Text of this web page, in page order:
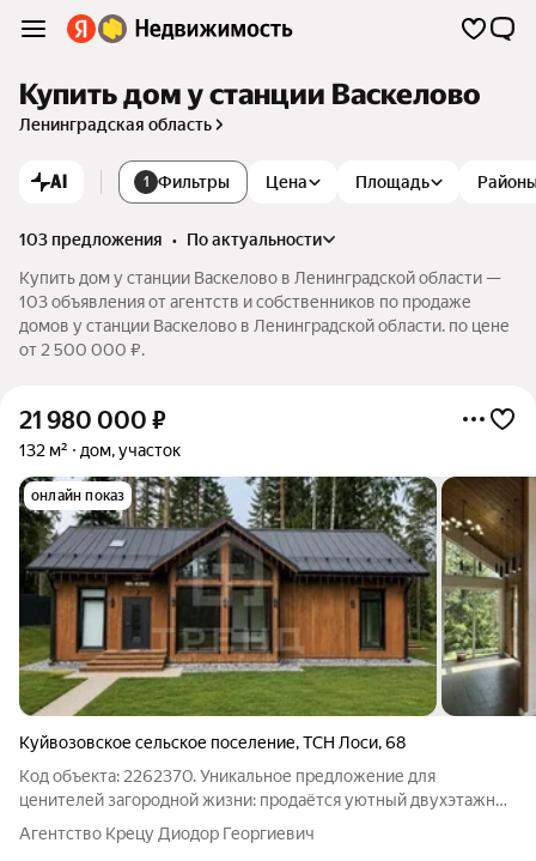
Купить дом у станции Васкелово
Ленинградская область
AI 1 Фильтры Цена Площадь
103 предложения •
по актуальности
Купить дом у станции Васкелово в Ленинградской области —
103 объявления от агентств и собственников по продаже
домов у станции Васкелово в Ленинградской области. по цене
от 2 500 000 ₽.
21 980 000 ₽
132 м² дом, участок
онлайн показ
Куйвозовское сельское поселение,ТСН Лоси,68
Код объекта: 2262370. Уникальное предложение для
ценителей загородной жизни: продаётся уютный двухэтажный
дом в КП «Лисичкино», Всеволожский район, Ленинградская
область. Дом площадью 132 кв. м с жилой площадью 65 кв. м и
Агентство Крецу Диодор Георгиевич